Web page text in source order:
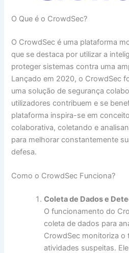
O Que é o CrowdSec?
O CrowdSec é uma plataforma
que se destaca por utilizar a
proteger sistemas contra uma
Lançado em 2020, o CrowdSec
uma solução de segurança
utilizadores contribuem e se
plataforma inspira-se em
colaborativa, coletando e
para melhorar constantemente
defesa.
Como o CrowdSec Funciona?
Coleta de Dados e
O funcionamento do
coleta de dados para
CrowdSec monitoriza o
atividades suspeitas.